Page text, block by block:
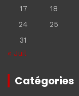
17
18
24
25
31
« Juil
Catégories